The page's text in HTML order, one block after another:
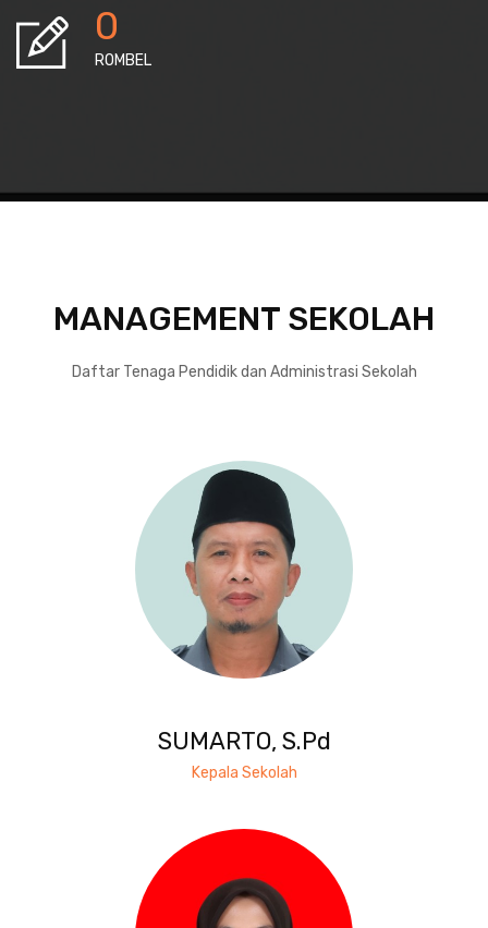
0
ROMBEL
MANAGEMENT SEKOLAH
Daftar Tenaga Pendidik dan Administrasi Sekolah
SUMARTO, S.Pd
Kepala Sekolah